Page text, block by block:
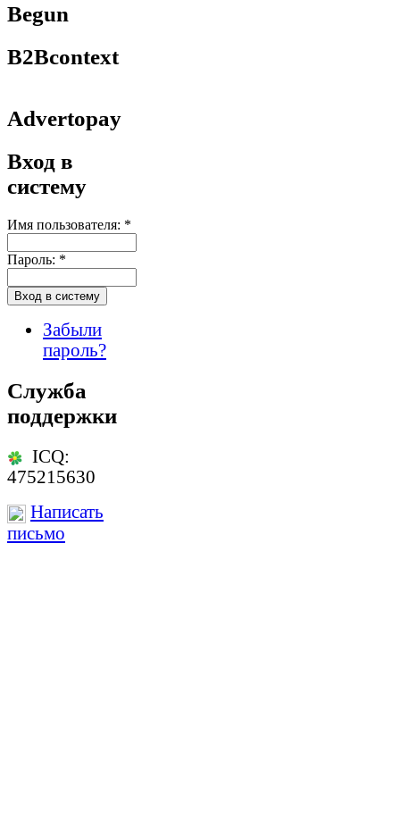
Begun
B2Bcontext
Advertopay
Вход в
систему
Имя пользователя: *
Пароль: *
Забыли
пароль?
Служба
поддержки
ICQ:
475215630
Написать
письмо